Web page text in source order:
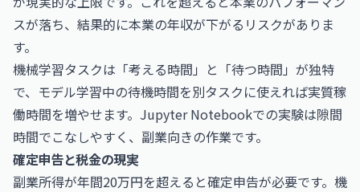
スが落ち、結果的に本業の年収が下がるリスクがありま
す。
機械学習タスクは「考える時間」と「待つ時間」が独特
で、モデル学習中の待機時間を別タスクに使えれば実質稼
働時間を増やせます。Jupyter Notebookでの実験は隙間
時間でこなしやすく、副業向きの作業です。
確定申告と税金の現実
副業所得が年間20万円を超えると確定申告が必要です。機